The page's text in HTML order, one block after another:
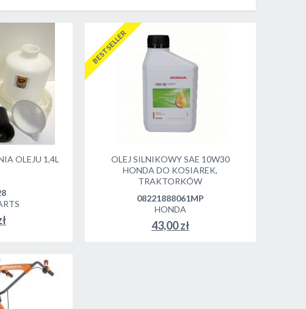
OLEJU 1,4L
BESTSELLER
OLEJ SILNIKOWY SAE 10W30
HONDA DO KOSIAREK,
TRAKTORKÓW
08221888061MP
HONDA
43,00 zł